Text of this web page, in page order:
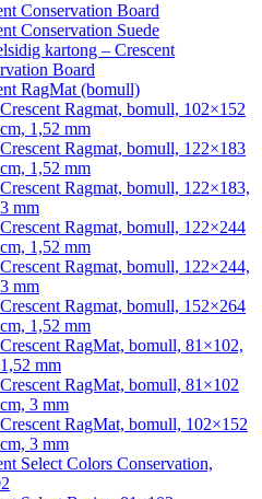
Conservation Board
Conservation Suede
kartong – Crescent
Board
RagMat (bomull)
Crescent Ragmat, bomull, 102×152
cm, 1,52 mm
Crescent Ragmat, bomull, 122×183
cm, 1,52 mm
Crescent Ragmat, bomull, 122×183,
3 mm
Crescent Ragmat, bomull, 122×244
cm, 1,52 mm
Crescent Ragmat, bomull, 122×244,
3 mm
Crescent Ragmat, bomull, 152×264
cm, 1,52 mm
Crescent RagMat, bomull, 81×102,
1,52 mm
Crescent RagMat, bomull, 81×102
cm, 3 mm
Crescent RagMat, bomull, 102×152
cm, 3 mm
Select Colors Conservation,